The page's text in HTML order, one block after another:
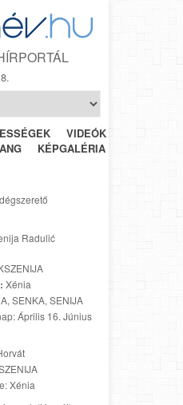
VIDEÓK
HÉTRŐL-
KÉPGALÉRIA
Radulić
Xénia
SENKA, SENIJA
Április 16. Június
Xénia